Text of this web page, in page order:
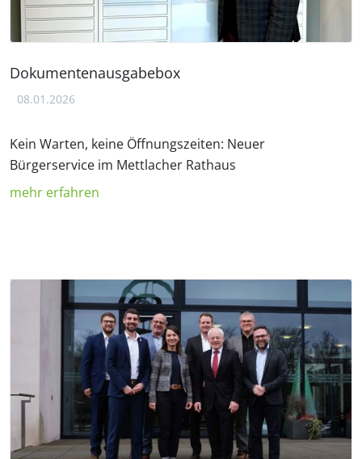
Dokumentenausgabebox
08.01.2026
Kein Warten, keine Öffnungszeiten: Neuer
Bürgerservice im Mettlacher Rathaus
mehr erfahren